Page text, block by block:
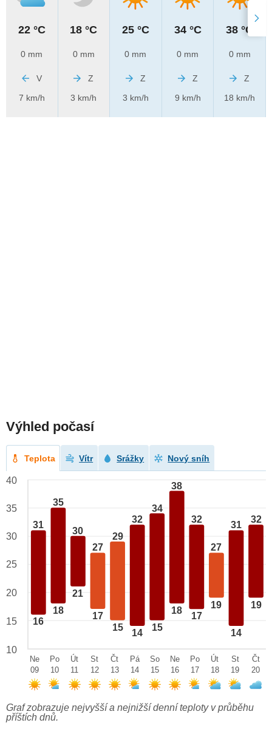
22 °C
0 mm
V
7 km/h
18 °C
0 mm
Z
3 km/h
25 °C
0 mm
Z
3 km/h
34 °C
0 mm
Z
9 km/h
38 °C
0 mm
Z
18 km/h
Výhled počasí
Teplota Vítr Srážky Nový sníh
31
16
35
18
30
21
27
17
29
15
32
14
34
15
38
18
32
17
27
19
31
14
32
19
40
35
30
25
20
15
10
Ne
09
Po
10
Út
11
St
12
Čt
13
Pá
14
So
15
Ne
16
Po
17
Út
18
St
19
Čt
20
Graf zobrazuje nejvyšší a nejnižší denní teploty v průběhu
příštích dnů.